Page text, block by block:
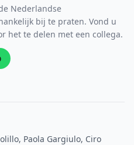
Nederlandse
bij te praten. Vond u
het te delen met een collega.
Paola Gargiulo, Ciro